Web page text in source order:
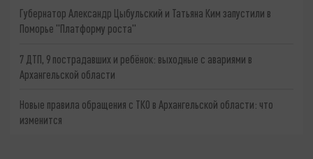
Губернатор Александр Цыбульский и Татьяна Ким запустили в
Поморье "Платформу роста"
7 ДТП, 9 пострадавших и ребёнок: выходные с авариями в
Архангельской области
Новые правила обращения с ТКО в Архангельской области: что
изменится